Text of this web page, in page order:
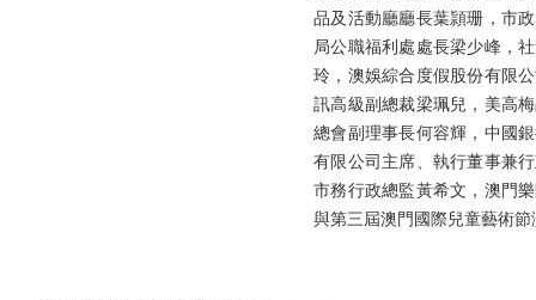
品及活動廳廳長葉頴珊，市
局公職福利處處長梁少峰，
玲，澳娛綜合度假股份有限
訊高級副總裁梁珮兒，美高
總會副理事長何容輝，中國
有限公司主席、執行董事兼
市務行政總監黃希文，澳門
與第三屆澳門國際兒童藝術